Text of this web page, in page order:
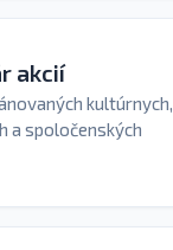
akcií
kultúrnych,
a spoločenských